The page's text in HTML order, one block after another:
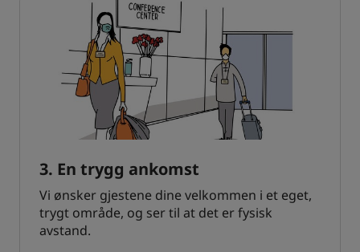
3. En trygg ankomst
Vi ønsker gjestene dine velkommen i et eget,
trygt område, og ser til at det er fysisk
avstand.